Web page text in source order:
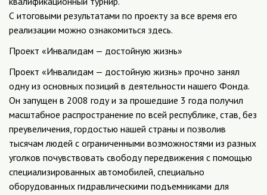
С итоговыми результатами по проекту за все время его
реализации можно ознакомиться здесь.
Проект «Инвалидам — достойную жизнь»
Проект «Инвалидам — достойную жизнь» прочно занял
одну из основных позиций в деятельности нашего Фонда.
Он запущен в 2008 году и за прошедшие 3 года получил
масштабное распространение по всей республике, став, без
преувеличения, гордостью нашей страны и позволив
тысячам людей с ограниченными возможностями из разных
уголков почувствовать свободу передвижения с помощью
специализированных автомобилей, специально
оборудованных гидравлическими подъемниками для